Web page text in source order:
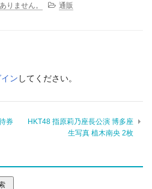
りません。 通販
ン してください。
券
HKT48 指原莉乃座長公演 博多座
生写真 植木南央 2枚